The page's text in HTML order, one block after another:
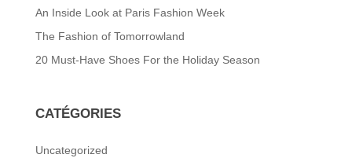
An Inside Look at Paris Fashion Week
The Fashion of Tomorrowland
20 Must-Have Shoes For the Holiday Season
CATÉGORIES
Uncategorized